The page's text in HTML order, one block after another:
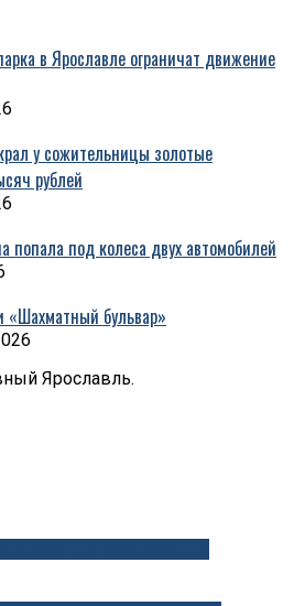
в Ярославле ограничат движение
у сожительницы золотые
рублей
попала под колеса двух автомобилей
«Шахматный бульвар»
Ярославль.